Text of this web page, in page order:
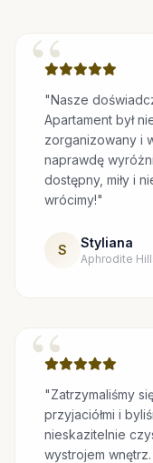
“"Nasze
Apartament był
zorganizowany i
naprawdę
dostępny, miły i
wrócimy!"
S Styliana
Aphrodite
“"Zatrzymaliśmy
przyjaciółmi i
nieskazitelnie
wystrojem